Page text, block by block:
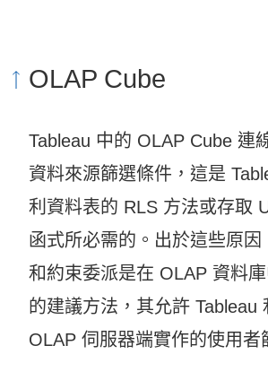
)
OLAP Cube
Tableau 中的 OLAP Cube 連
資料來源篩選條件，這是
利資料表的 RLS 方法或存取
函式所必需的。出於這些原因
和約束委派是在 OLAP 資料
的建議方法，其允許 Tableau
OLAP 伺服器端實作的使用者